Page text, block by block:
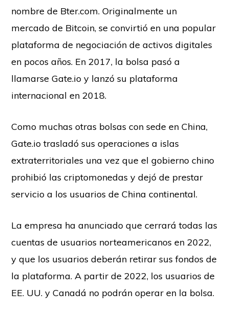
nombre de Bter.com. Originalmente un
mercado de Bitcoin, se convirtió en una popular
plataforma de negociación de activos digitales
en pocos años. En 2017, la bolsa pasó a
llamarse Gate.io y lanzó su plataforma
internacional en 2018.
Como muchas otras bolsas con sede en China,
Gate.io trasladó sus operaciones a islas
extraterritoriales una vez que el gobierno chino
prohibió las criptomonedas y dejó de prestar
servicio a los usuarios de China continental.
La empresa ha anunciado que cerrará todas las
cuentas de usuarios norteamericanos en 2022,
y que los usuarios deberán retirar sus fondos de
la plataforma. A partir de 2022, los usuarios de
EE. UU. y Canadá no podrán operar en la bolsa.